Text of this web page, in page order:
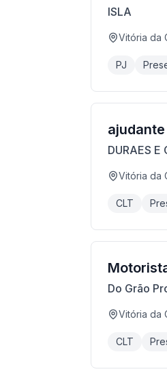
ISLA
Vitória da
PJ
DURAES E
Vitória da
CLT
Do Grão
Vitória da
CLT